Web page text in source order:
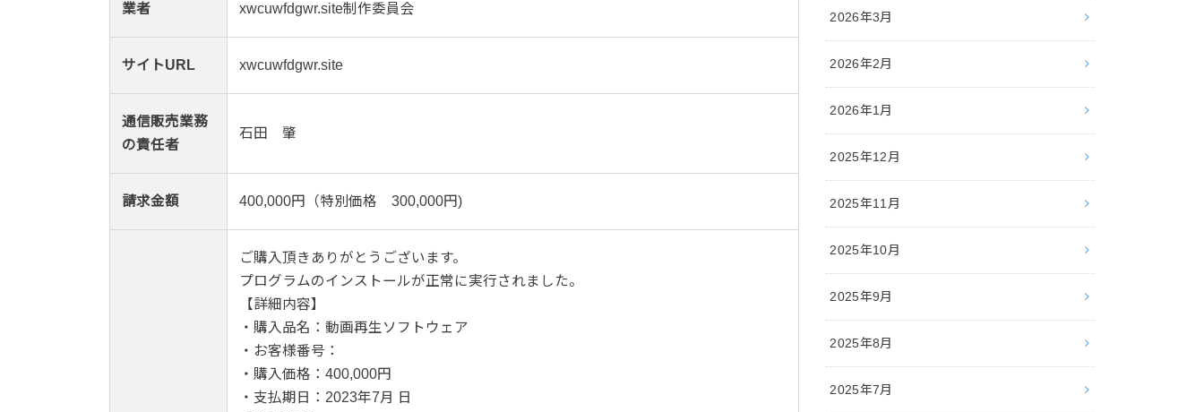
業者
xwcuwfdgwr.site制作委員会
サイトURL xwcuwfdgwr.site
通信販売業務
の責任者
石田 肇
請求金額 400,000円（特別価格 300,000円)
ご購入頂きありがとうございます。
プログラムのインストールが正常に実行されました。
【詳細内容】
・購入品名：動画再生ソフトウェア
・お客様番号：
・購入価格：400,000円
・支払期日：2023年7月 日
2026年3月
2026年2月
2026年1月
2025年12月
2025年11月
2025年10月
2025年9月
2025年8月
2025年7月